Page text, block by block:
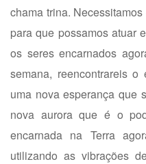
chama trina.
para que possamos atuar
os seres encarnados
semana, reencontrareis
uma nova esperança que
nova aurora que é o
encarnada na Terra
utilizando as vibrações